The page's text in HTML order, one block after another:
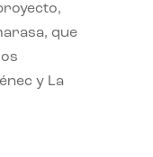
que
y La